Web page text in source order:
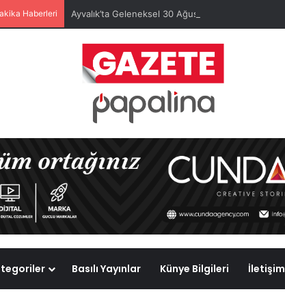
Haberleri
Basılı Yayınlar Künye Bilgileri İletişim